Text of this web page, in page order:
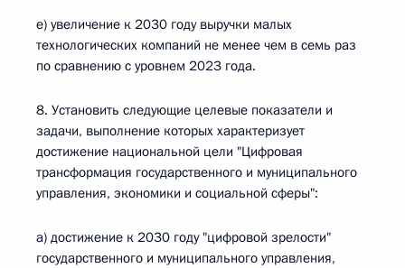
е) увеличение к 2030 году выручки малых
технологических компаний не менее чем в семь раз
по сравнению с уровнем 2023 года.
8. Установить следующие целевые показатели и
задачи, выполнение которых характеризует
достижение национальной цели "Цифровая
трансформация государственного и муниципального
управления, экономики и социальной сферы":
а) достижение к 2030 году "цифровой зрелости"
государственного и муниципального управления,